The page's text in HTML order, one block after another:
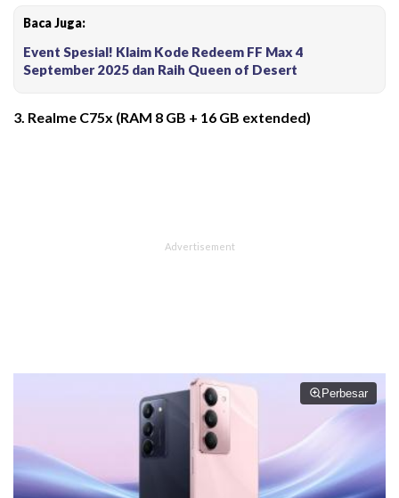
Baca Juga:
Event Spesial! Klaim Kode Redeem FF Max 4
September 2025 dan Raih Queen of Desert
3. Realme C75x (RAM 8 GB + 16 GB extended)
Perbesar